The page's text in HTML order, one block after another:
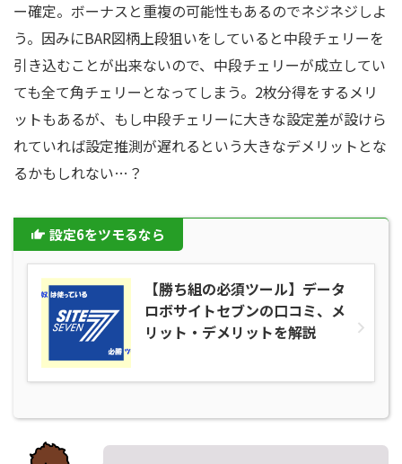
ー確定。ボーナスと重複の可能性もあるのでネジネジしよ
う。因みにBAR図柄上段狙いをしていると中段チェリーを
引き込むことが出来ないので、中段チェリーが成立してい
ても全て角チェリーとなってしまう。2枚分得をするメリ
ットもあるが、もし中段チェリーに大きな設定差が設けら
れていれば設定推測が遅れるという大きなデメリットとな
るかもしれない…？
設定6をツモるなら
【勝ち組の必須ツール】データ
ロボサイトセブンの口コミ、メ
リット・デメリットを解説